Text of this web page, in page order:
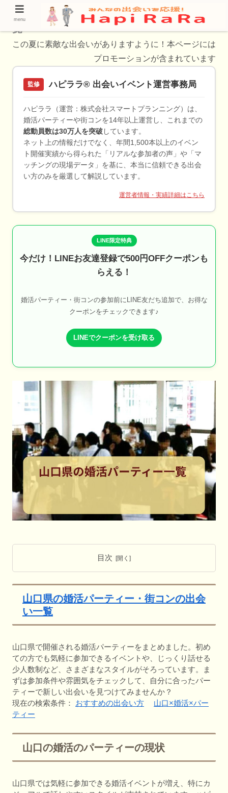
山口県の婚活パーティー・街コンの出会い一
覧
この夏に素敵な出会いがありますように！本ページには
プロモーションが含まれています
監修 ハピララ® 出会いイベント運営事務局
ハピララ（運営：株式会社スマートプランニング）は、
婚活パーティーや街コンを14年以上運営し、これまでの
総動員数は30万人を突破 しています。
ネット上の情報だけでなく、年間1,500本以上のイベン
ト開催実績から得られた「リアルな参加者の声」や「マ
ッチングの現場データ」を基に、本当に信頼できる出会
い方のみを厳選して解説しています。
運営者情報・実績詳細はこちら
LINE限定特典
今だけ！LINEお友達登録で500円OFFクーポンも
らえる！
婚活パーティー・街コンの参加前にLINE友だち追加で、お得な
クーポンをチェックできます♪
LINEでクーポンを受け取る
目次
山口県の婚活パーティー・街コンの出会
い一覧
山口県で開催される婚活パーティーをまとめました。初め
ての方でも気軽に参加できるイベントや、じっくり話せる
少人数制など、さまざまなスタイルがそろっています。ま
ずは参加条件や雰囲気をチェックして、自分に合ったパー
ティーで新しい出会いを見つけてみませんか？
現在の検索条件： おすすめの出会い方
山口×婚活×パー
ティー
山口の婚活のパーティーの現状
山口県では気軽に参加できる婚活イベントが増え、特にカ
menu